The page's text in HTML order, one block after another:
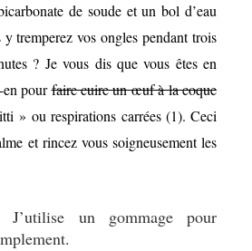
de soude et un bol d’eau
tremperez vos ongles pendant trois
? Je vous dis que vous êtes en
en pourfaire cuire un œuf à la coque
» ou respirations carrées (1). Ceci
et rincez vous soigneusement les
:J’utilise un gommage pour